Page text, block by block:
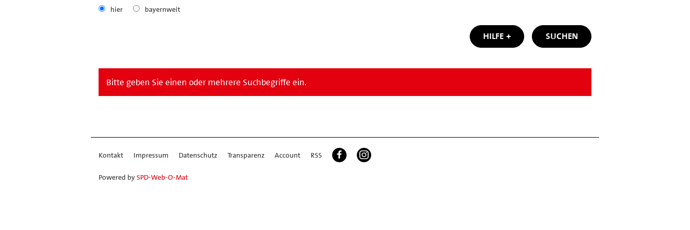
hier bayernweit
HILFE SUCHEN
Bitte geben Sie einen oder mehrere Suchbegriffe ein.
Kontakt Impressum Datenschutz Transparenz Account RSS
Powered bySPD-Web-O-Mat